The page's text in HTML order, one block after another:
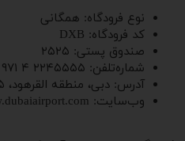
نوع فرودگاه: همگانی
کد فرودگاه: DXB
صندوق پستی: ۲۵۲۵
شماره‌تلفن: ۲۲۴۵۵۵۵ ۴ ۹۷۱ +
آدرس: دبی، منطقه القرهود، ۵ کیلومتری شهر دبی
وب‌سایت: http://www.dubaiairport.com